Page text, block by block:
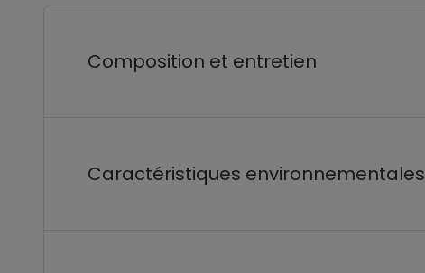
Composition et entretien
Caractéristiques environnementales